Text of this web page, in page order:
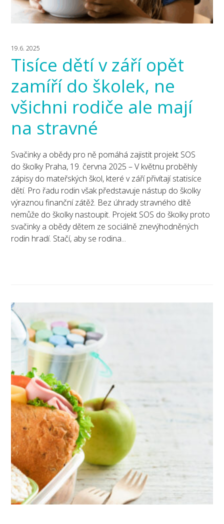
19.6. 2025
Tisíce dětí v září opět
zamíří do školek, ne
všichni rodiče ale mají
na stravné
Svačinky a obědy pro ně pomáhá zajistit projekt SOS
do školky Praha, 19. června 2025 – V květnu proběhly
zápisy do mateřských škol, které v září přivítají statisíce
dětí. Pro řadu rodin však představuje nástup do školky
výraznou finanční zátěž. Bez úhrady stravného dítě
nemůže do školky nastoupit. Projekt SOS do školky proto
svačinky a obědy dětem ze sociálně znevýhodněných
rodin hradí. Stačí, aby se rodina...